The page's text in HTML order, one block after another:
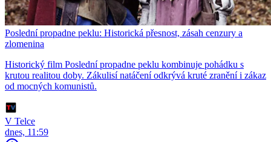
Poslední propadne peklu: Historická přesnost, zásah cenzury a
zlomenina
Historický film Poslední propadne peklu kombinuje pohádku s
krutou realitou doby. Zákulisí natáčení odkrývá kruté zranění i zákaz
od mocných komunistů.
V Telce
dnes, 11:59